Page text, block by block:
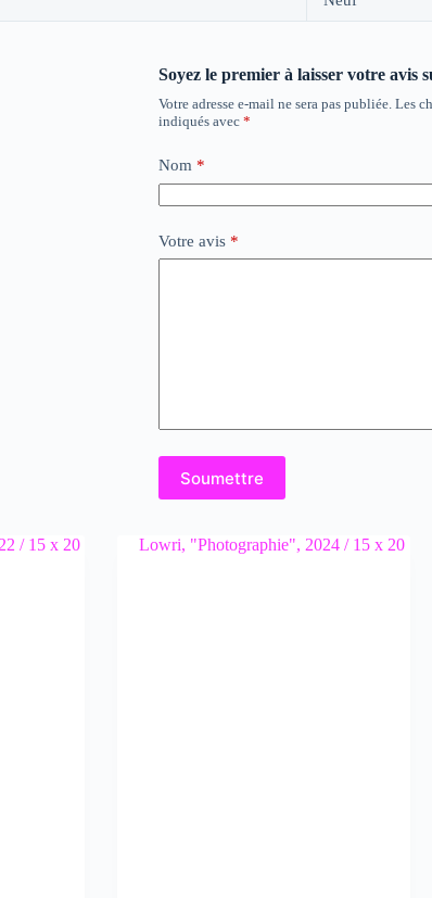
Soyez le premier à laisser votre avis
Votre adresse e-mail ne sera pas publiée. Les
indiqués avec *
Nom *
Votre avis *
Soumettre